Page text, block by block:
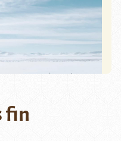
fin